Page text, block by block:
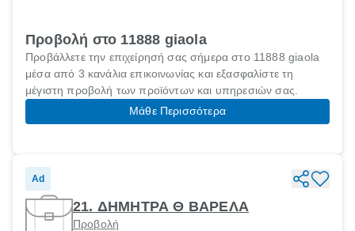
Προβολή στο 11888 giaola
Προβάλλετε την επιχείρησή σας σήμερα στο 11888 giaola
μέσα από 3 κανάλια επικοινωνίας και εξασφαλίστε τη
μέγιστη προβολή των προϊόντων και υπηρεσιών σας.
Μάθε Περισσότερα
Ad
21. ΔΗΜΗΤΡΑ Θ ΒΑΡΕΛΑ
Προβολή